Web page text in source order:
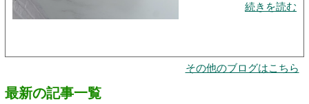
続きを読む
その他のブログはこちら
最新の記事一覧